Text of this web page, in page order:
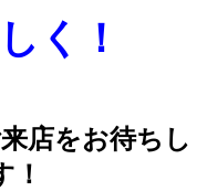
く！
店をお待ちし
！